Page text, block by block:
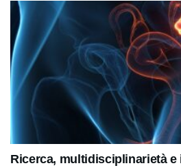
Ricerca, multidisciplinarietà e